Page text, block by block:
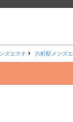
ズエステ 六町駅メンズ